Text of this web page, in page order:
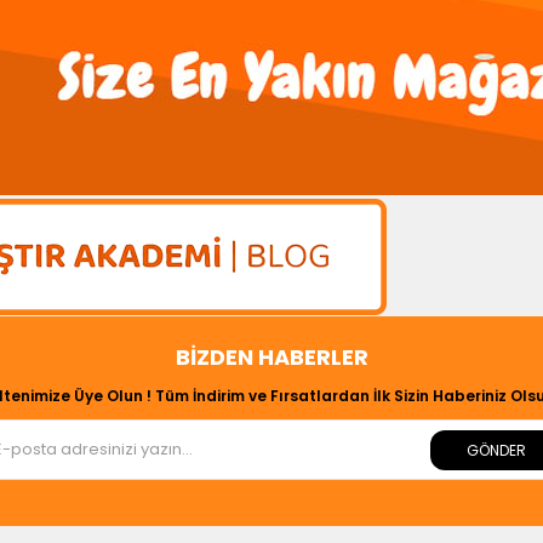
BIZDEN HABERLER
Üye Olun ! Tüm İndirim ve Fırsatlardan İlk Sizin Haberiniz
GÖNDER